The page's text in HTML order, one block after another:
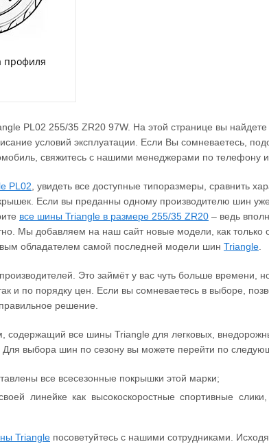
профиля
PL02 255/35 ZR20 97W. На этой странице вы найдете
условий эксплуатации. Если Вы сомневаетесь,
свяжитесь с нашими менеджерами по телефону
PL02 , увидеть все доступные типоразмеры, сравнить
Если вы преданны одному производителю шин
все шины Triangle в размере 255/35 ZR20 – ведь
Мы добавляем на наш сайт новые модели, как только
обладателем самой последней модели шин Triangle
Это займёт у вас чуть больше времени,
и по порядку цен. Если вы сомневаетесь в выборе,
решение.
содержащий все шины Triangle для легковых,
Для выбора шин по сезону вы можете перейти по
все всесезонные покрышки этой марки;
линейке как высокоскоростные спортивные
Triangle посоветуйтесь с нашими сотрудниками.